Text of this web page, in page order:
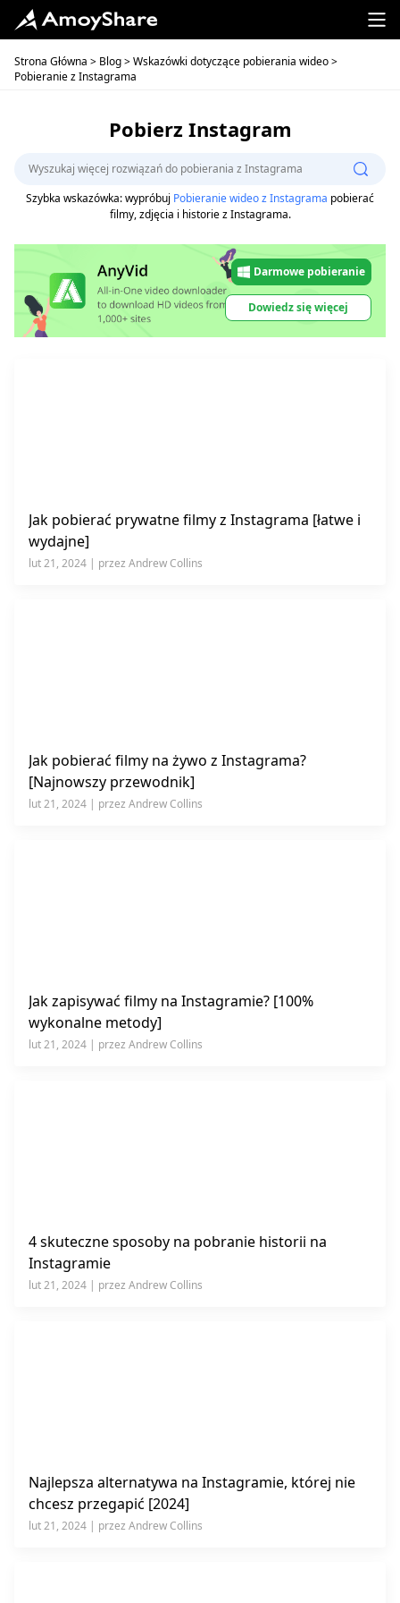
Strona Główna > Blog>Wskazówki dotyczące pobierania wideo>
Pobieranie z Instagrama
Pobierz Instagram
Szybka wskazówka: wypróbuj Pobieranie wideo z Instagrama pobierać
filmy, zdjęcia i historie z Instagrama.
Darmowe pobieranie
Dowiedz się więcej
Jak pobierać prywatne filmy z Instagrama [łatwe i
wydajne]
lut 21, 2024 | przez Andrew Collins
Jak pobierać filmy na żywo z Instagrama?
[Najnowszy przewodnik]
lut 21, 2024 | przez Andrew Collins
Jak zapisywać filmy na Instagramie? [100%
wykonalne metody]
lut 21, 2024 | przez Andrew Collins
4 skuteczne sposoby na pobranie historii na
Instagramie
lut 21, 2024 | przez Andrew Collins
Najlepsza alternatywa na Instagramie, której nie
chcesz przegapić [2024]
lut 21, 2024 | przez Andrew Collins